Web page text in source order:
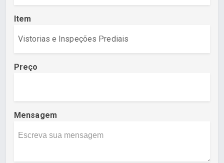
Item
Preço
Mensagem